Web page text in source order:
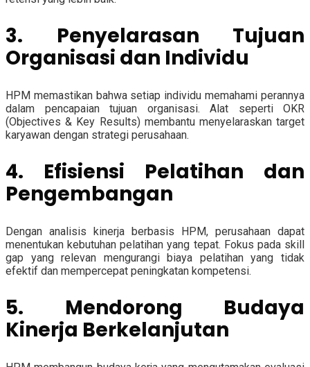
3. Penyelarasan Tujuan
Organisasi dan Individu
HPM memastikan bahwa setiap individu memahami perannya
dalam pencapaian tujuan organisasi. Alat seperti OKR
(Objectives & Key Results) membantu menyelaraskan target
karyawan dengan strategi perusahaan.
4. Efisiensi Pelatihan dan
Pengembangan
Dengan analisis kinerja berbasis HPM, perusahaan dapat
menentukan kebutuhan pelatihan yang tepat. Fokus pada skill
gap yang relevan mengurangi biaya pelatihan yang tidak
efektif dan mempercepat peningkatan kompetensi.
5. Mendorong Budaya
Kinerja Berkelanjutan